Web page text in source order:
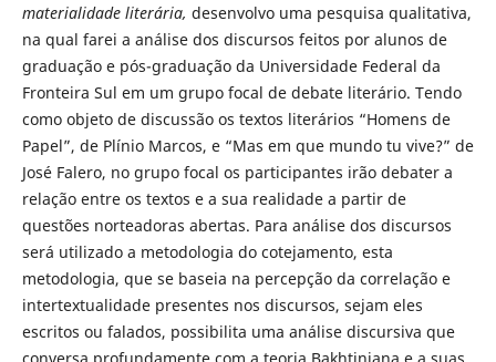
materialidade literária, desenvolvo uma pesquisa qualitativa,
na qual farei a análise dos discursos feitos por alunos de
graduação e pós-graduação da Universidade Federal da
Fronteira Sul em um grupo focal de debate literário. Tendo
como objeto de discussão os textos literários “Homens de
Papel”, de Plínio Marcos, e “Mas em que mundo tu vive?” de
José Falero, no grupo focal os participantes irão debater a
relação entre os textos e a sua realidade a partir de
questões norteadoras abertas. Para análise dos discursos
será utilizado a metodologia do cotejamento, esta
metodologia, que se baseia na percepção da correlação e
intertextualidade presentes nos discursos, sejam eles
escritos ou falados, possibilita uma análise discursiva que